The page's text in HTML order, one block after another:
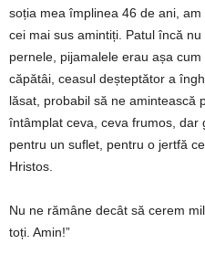
soția mea împlinea 46 de ani,
cei mai sus amintiți. Patul încă
pernele, pijamalele erau așa
căpătâi, ceasul deșteptător a
lăsat, probabil să ne amintească
întâmplat ceva, ceva frumos, dar
pentru un suflet, pentru o jertfă
Hristos.
Nu ne rămâne decât să cerem
toți. Amin!”